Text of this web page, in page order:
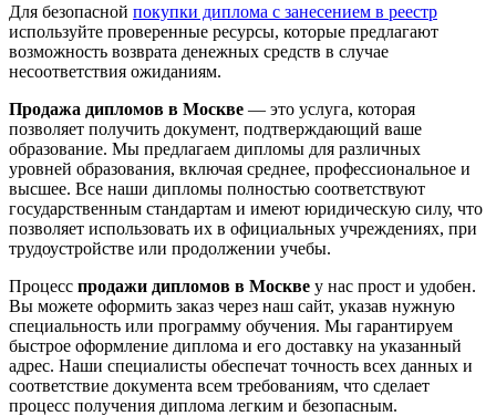
Для безопасной покупки диплома с занесением в реестр
используйте проверенные ресурсы, которые предлагают
возможность возврата денежных средств в случае
несоответствия ожиданиям.
Продажа дипломов в Москве — это услуга, которая
позволяет получить документ, подтверждающий ваше
образование. Мы предлагаем дипломы для различных
уровней образования, включая среднее, профессиональное и
высшее. Все наши дипломы полностью соответствуют
государственным стандартам и имеют юридическую силу, что
позволяет использовать их в официальных учреждениях, при
трудоустройстве или продолжении учебы.
Процесс продажи дипломов в Москве у нас прост и удобен.
Вы можете оформить заказ через наш сайт, указав нужную
специальность или программу обучения. Мы гарантируем
быстрое оформление диплома и его доставку на указанный
адрес. Наши специалисты обеспечат точность всех данных и
соответствие документа всем требованиям, что сделает
процесс получения диплома легким и безопасным.